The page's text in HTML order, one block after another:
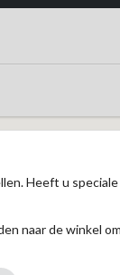
Heeft u
naar de winkel